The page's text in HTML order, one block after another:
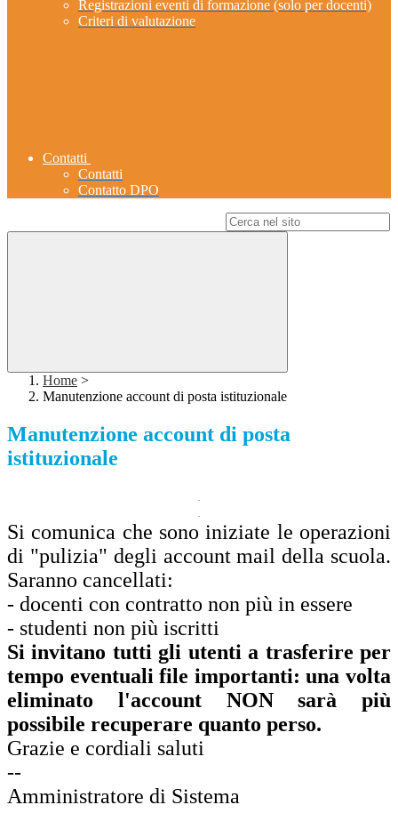
Registrazioni eventi di formazione (solo per docenti)
Criteri di valutazione
Contatti
Contatti
Contatto DPO
Home >
Manutenzione account di posta istituzionale
Manutenzione account di posta
istituzionale
.
.
Si comunica che sono iniziate le operazioni
di "pulizia" degli account mail della scuola.
Saranno cancellati:
- docenti con contratto non più in essere
- studenti non più iscritti
Si invitano tutti gli utenti a trasferire per
tempo eventuali file importanti: una volta
eliminato l'account NON sarà più
possibile recuperare quanto perso.
Grazie e cordiali saluti
--
Amministratore di Sistema